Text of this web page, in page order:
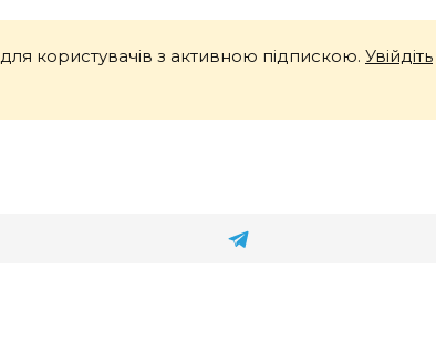
користувачів з активною підпискою. Увійдіть